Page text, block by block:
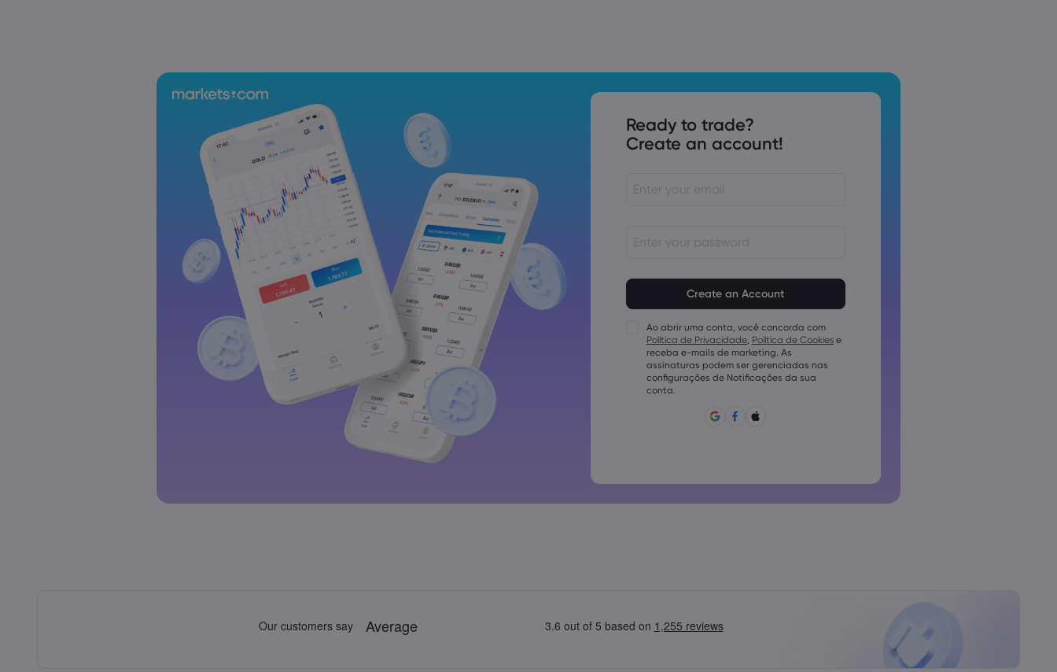
Ready to trade?
Create an account!
As senhas devem ter de 8 a 15 caracteres
As senhas devem conter pelo menos 1
caractere numérico
As senhas devem conter pelo menos 1 letra
maiúscula
As senhas devem conter pelo menos 1 letra
minúscula
A senha deve conter ~!@#£%^e)_-+=:;&lt;&gt;{,
[]?,.
A senha não pode ser utilizada conjuntamente
Ao abrir uma conta, você concorda com
Política de Privacidade, Política de Cookiese
receba e-mails de marketing. As
assinaturas podem ser gerenciadas nas
configurações de Notificações da sua
conta.